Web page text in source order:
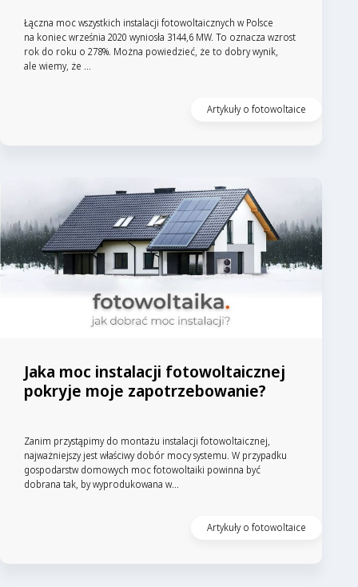
Łączna moc wszystkich instalacji fotowoltaicznych w Polsce
na koniec września 2020 wyniosła 3144,6 MW. To oznacza wzrost
rok do roku o 278%. Można powiedzieć, że to dobry wynik,
ale wiemy, że ...
Artykuły o fotowoltaice
Jaka moc instalacji fotowoltaicznej
pokryje moje zapotrzebowanie?
Zanim przystąpimy do montażu instalacji fotowoltaicznej,
najważniejszy jest właściwy dobór mocy systemu. W przypadku
gospodarstw domowych moc fotowoltaiki powinna być
dobrana tak, by wyprodukowana w...
Artykuły o fotowoltaice